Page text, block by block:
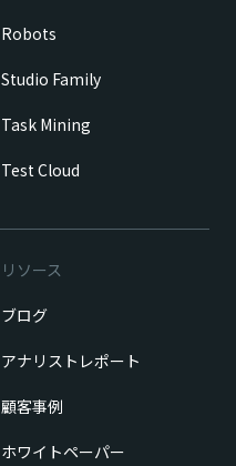
Robots
Studio Family
Task Mining
Test Cloud
リソース
ブログ
アナリストレポート
顧客事例
ホワイトペーパー